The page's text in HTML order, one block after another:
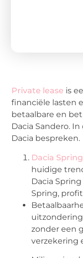
Private lease is
financiële lasten
betaalbare en
Dacia Sandero.
Dacia bespreken.
Dacia
huidige
Dacia
Spring,
zonder een
verzekering